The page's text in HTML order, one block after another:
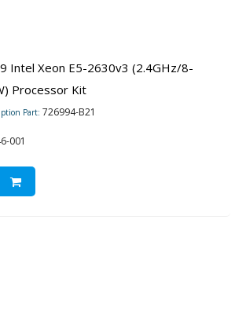
Intel Xeon E5-2630v3 (2.4GHz/8-
Processor Kit
Part: 726994-B21
001